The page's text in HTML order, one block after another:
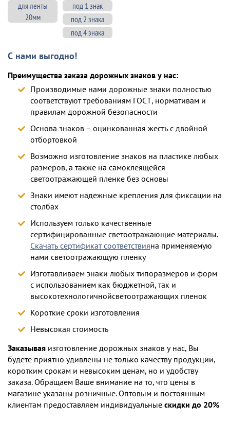
для ленты
20мм
под 1 знак
под 2 знака
под 4 знака
С нами выгодно!
Преимущества заказа дорожных знаков у нас:
Производимые нами дорожные знаки полностью
соответствуют требованиям ГОСТ, нормативам и
правилам дорожной безопасности
Основа знаков – оцинкованная жесть с двойной
отбортовкой
Возможно изготовление знаков на пластике любых
размеров, а также на самоклеящейся
светоотражающей пленке без основы
Знаки имеют надежные крепления для фиксации на
столбах
Используем только качественные
сертифицированные светоотражающие материалы.
Скачать сертификат соответствияна применяемую
нами светоотражающую пленку
Изготавливаем знаки любых типоразмеров и форм
с использованием как бюджетной, так и
высокотехнологичнойсветоотражающих пленок
Короткие сроки изготовления
Невысокая стоимость
Заказывая изготовление дорожных знаков у нас, Вы
будете приятно удивлены не только качеству продукции,
коротким срокам и невысоким ценам, но и удобству
заказа. Обращаем Ваше внимание на то, что цены в
магазине указаны розничные. Оптовым и постоянным
клиентам предоставляем индивидуальные скидки до 20%